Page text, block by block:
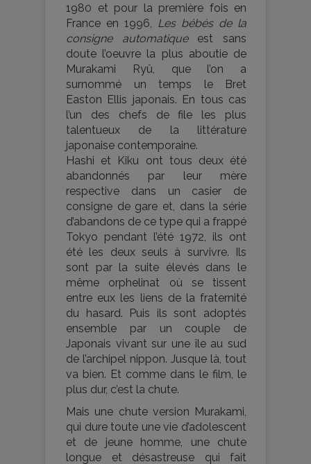
1980 et pour la première fois en
France en 1996, Les bébés de la
consigne automatiqueest sans
doute l’oeuvre la plus aboutie de
Murakami Ryû, que l’on a
surnommé un temps le Bret
Easton Ellis japonais. En tous cas
l’un des chefs de file les plus
talentueux de la littérature
japonaise contemporaine.
Hashi et Kiku ont tous deux été
abandonnés par leur mère
respective dans un casier de
consigne de gare et, dans la série
d’abandons de ce type qui a frappé
Tokyo pendant l’été 1972, ils ont
été les deux seuls à survivre. Ils
sont par la suite élevés dans le
même orphelinat où se tissent
entre eux les liens de la fraternité
du hasard. Puis ils sont adoptés
ensemble par un couple de
Japonais vivant sur une île au sud
de l’archipel nippon. Jusque là, tout
va bien. Et comme dans le film, le
plus dur, c’est la chute.
Mais une chute version Murakami,
qui dure toute une vie d’adolescent
et de jeune homme, une chute
longue et désastreuse qui fait